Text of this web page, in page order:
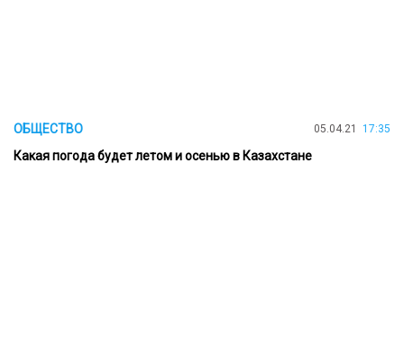
ОБЩЕСТВО 05.04.21 17:35
Какая погода будет летом и осенью в Казахстане